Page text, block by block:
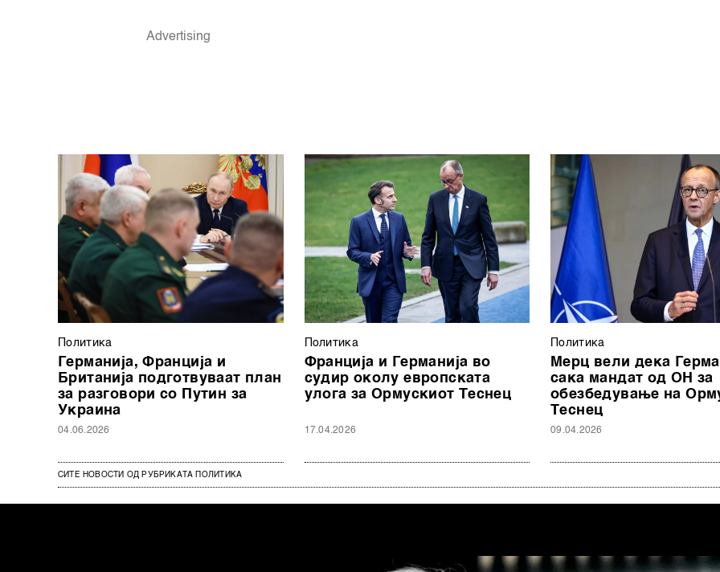
Политика
Германија, Франција и
Британија подготвуваат план
за разговори со Путин за
Украина
04.06.2026
Политика
Франција и Германија во
судир околу европската
улога за Ормускиот Теснец
17.04.2026
Политика
Мерц вели дека
сака мандат од ОН за
обезбедување на
Tеснец
09.04.2026
СИТЕ НОВОСТИ ОД РУБРИКАТА ПОЛИТИКА